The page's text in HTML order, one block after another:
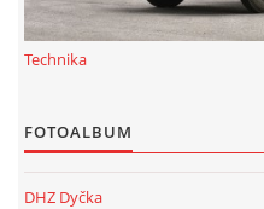
Technika
FOTOALBUM
DHZ Dyčka